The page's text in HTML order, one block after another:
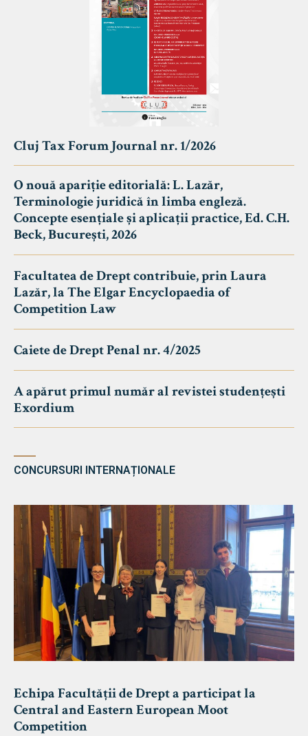
Cluj Tax Forum Journal nr. 1/2026
O nouă apariție editorială: L. Lazăr,
Terminologie juridică în limba engleză.
Concepte esențiale și aplicații practice, Ed. C.H.
Beck, București, 2026
Facultatea de Drept contribuie, prin Laura
Lazăr, la The Elgar Encyclopaedia of
Competition Law
Caiete de Drept Penal nr. 4/2025
A apărut primul număr al revistei studențești
Exordium
CONCURSURI INTERNAȚIONALE
Echipa Facultății de Drept a participat la
Central and Eastern European Moot
Competition